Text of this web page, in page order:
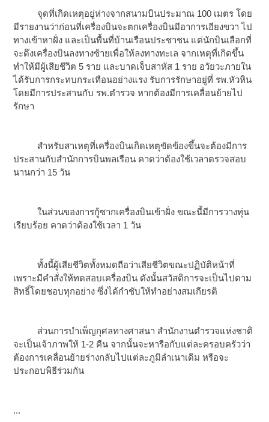
จุดที่เกิดเหตุอยู่ห่างจากสนามบินประมาณ 100 เมตร โดย
มีรายงานว่าก่อนที่เครื่องบินจะตกเครื่องบินมีอาการเอียงขวา ไป
ทางเข้าหาฝั่ง และเป็นพื้นที่บ้านเรือนประชาชน แต่นักบินเลือกที่
จะดึงเครื่องบินลงทางซ้ายเพื่อให้ลงทางทะเล จากเหตุที่เกิดขึ้น
ทำให้มีผู้เสียชีวิต 5 ราย และบาดเจ็บสาหัส 1 ราย อวัยวะภายใน
ได้รับการกระทบกระเทือนอย่างแรง รับการรักษาอยู่ที่ รพ.หัวหิน
โดยมีการประสานกับ รพ.ตำรวจ หากต้องมีการเคลื่อนย้ายไป
รักษา
สำหรับสาเหตุที่เครื่องบินเกิดเหตุขัดข้องขึ้นจะต้องมีการ
ประสานกับสำนักการบินพลเรือน คาดว่าต้องใช้เวลาตรวจสอบ
นานกว่า 15 วัน
ในส่วนของการกู้ซากเครื่องบินเข้าฝั่ง ขณะนี้มีการวางทุ่น
เรียบร้อย คาดว่าต้องใช้เวลา 1 วัน
ทั้งนี้ผู้เสียชีวิตทั้งหมดถือว่าเสียชีวิตขณะปฏิบัติหน้าที่
เพราะมีคำสั่งให้ทดสอบเครื่องบิน ดังนั้นสวัสดิการจะเป็นไปตาม
สิทธิ์โดยชอบทุกอย่าง ซึ่งได้กำชับให้ทำอย่างสมเกียรติ
ส่วนการบำเพ็ญกุศลทางศาสนา สำนักงานตำรวจแห่งชาติ
จะเป็นเจ้าภาพให้ 1-2 คืน จากนั้นจะหารือกับแต่ละครอบครัวว่า
ต้องการเคลื่อนย้ายร่างกลับไปแต่ละภูมิลำเนาเดิม หรือจะ
ประกอบพิธีร่วมกัน
...